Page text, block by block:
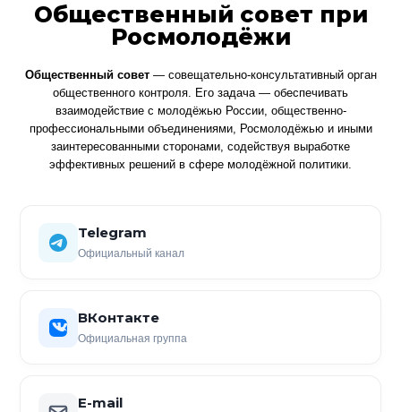
Общественный совет при
Росмолодёжи
Общественный совет— совещательно-консультативный орган
общественного контроля. Его задача — обеспечивать
взаимодействие с молодёжью России, общественно-
профессиональными объединениями, Росмолодёжью и иными
заинтересованными сторонами, содействуя выработке
эффективных решений в сфере молодёжной политики.
Telegram
Официальный канал
ВКонтакте
Официальная группа
E-mail